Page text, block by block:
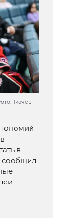
Ткачёв
в
сообщил